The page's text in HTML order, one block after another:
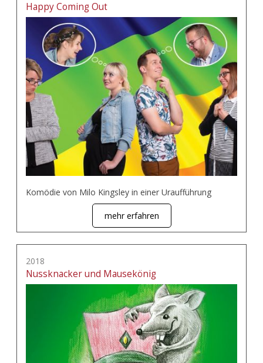
Happy Coming Out
Komödie von Milo Kingsley in einer Uraufführung
mehr erfahren
2018
Nussknacker und Mausekönig